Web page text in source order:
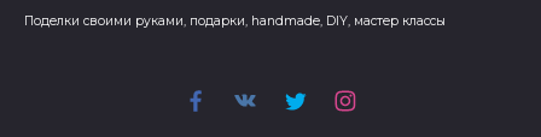
Поделки своими руками, подарки, handmade, DIY, мастер классы